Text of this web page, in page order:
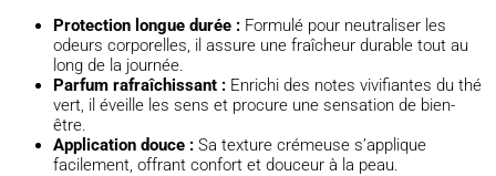
Protection longue durée : Formulé pour neutraliser les
odeurs corporelles, il assure une fraîcheur durable tout au
long de la journée.
Parfum rafraîchissant : Enrichi des notes vivifiantes du thé
vert, il éveille les sens et procure une sensation de bien-
être.
Application douce : Sa texture crémeuse s’applique
facilement, offrant confort et douceur à la peau.